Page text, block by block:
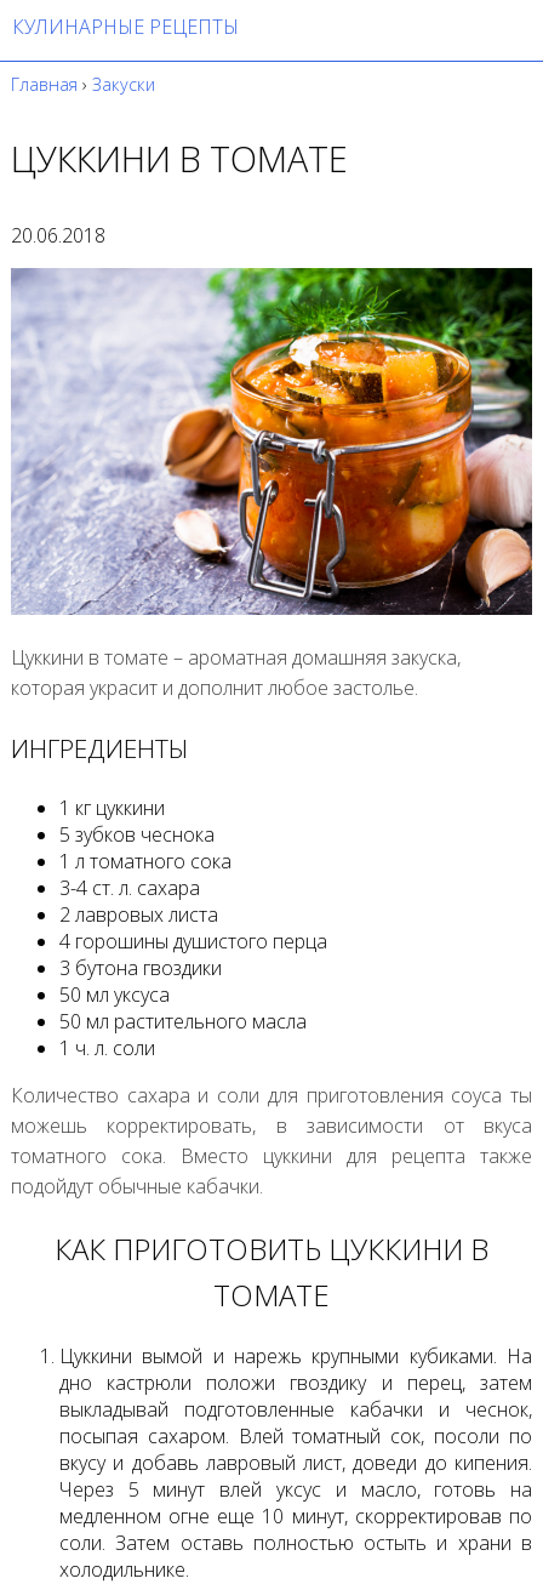
КУЛИНАРНЫЕ РЕЦЕПТЫ
Главная › Закуски
ЦУККИНИ В ТОМАТЕ
20.06.2018
Цуккини в томате – ароматная домашняя закуска,
которая украсит и дополнит любое застолье.
ИНГРЕДИЕНТЫ
1 кг цуккини
5 зубков чеснока
1 л томатного сока
3-4 ст. л. сахара
2 лавровых листа
4 горошины душистого перца
3 бутона гвоздики
50 мл уксуса
50 мл растительного масла
1 ч. л. соли
Количество сахара и соли для приготовления соуса ты
можешь корректировать, в зависимости от вкуса
томатного сока. Вместо цуккини для рецепта также
подойдут обычные кабачки.
КАК ПРИГОТОВИТЬ ЦУККИНИ В
ТОМАТЕ
Цуккини вымой и нарежь крупными кубиками. На
дно кастрюли положи гвоздику и перец, затем
выкладывай подготовленные кабачки и чеснок,
посыпая сахаром. Влей томатный сок, посоли по
вкусу и добавь лавровый лист, доведи до кипения.
Через 5 минут влей уксус и масло, готовь на
медленном огне еще 10 минут, скорректировав по
соли. Затем оставь полностью остыть и храни в
холодильнике.